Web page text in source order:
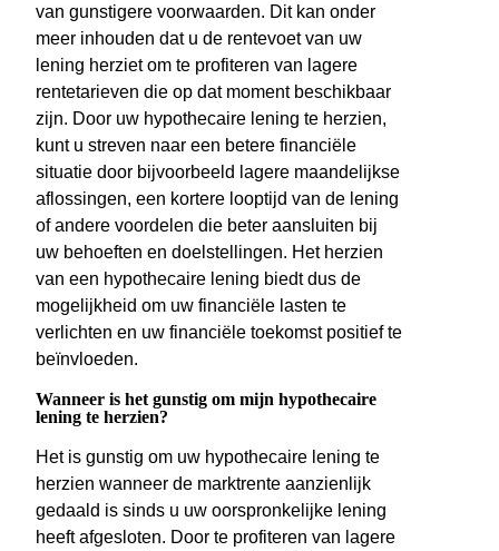
van gunstigere voorwaarden. Dit kan onder
meer inhouden dat u de rentevoet van uw
lening herziet om te profiteren van lagere
rentetarieven die op dat moment beschikbaar
zijn. Door uw hypothecaire lening te herzien,
kunt u streven naar een betere financiële
situatie door bijvoorbeeld lagere maandelijkse
aflossingen, een kortere looptijd van de lening
of andere voordelen die beter aansluiten bij
uw behoeften en doelstellingen. Het herzien
van een hypothecaire lening biedt dus de
mogelijkheid om uw financiële lasten te
verlichten en uw financiële toekomst positief te
beïnvloeden.
Wanneer is het gunstig om mijn hypothecaire
lening te herzien?
Het is gunstig om uw hypothecaire lening te
herzien wanneer de marktrente aanzienlijk
gedaald is sinds u uw oorspronkelijke lening
heeft afgesloten. Door te profiteren van lagere